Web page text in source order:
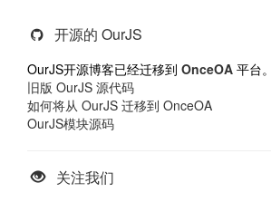
开源的 OurJS
OurJS开源博客已经迁移到 OnceOA 平台。
旧版 OurJS 源代码
如何将从 OurJS 迁移到 OnceOA
OurJS模块源码
关注我们